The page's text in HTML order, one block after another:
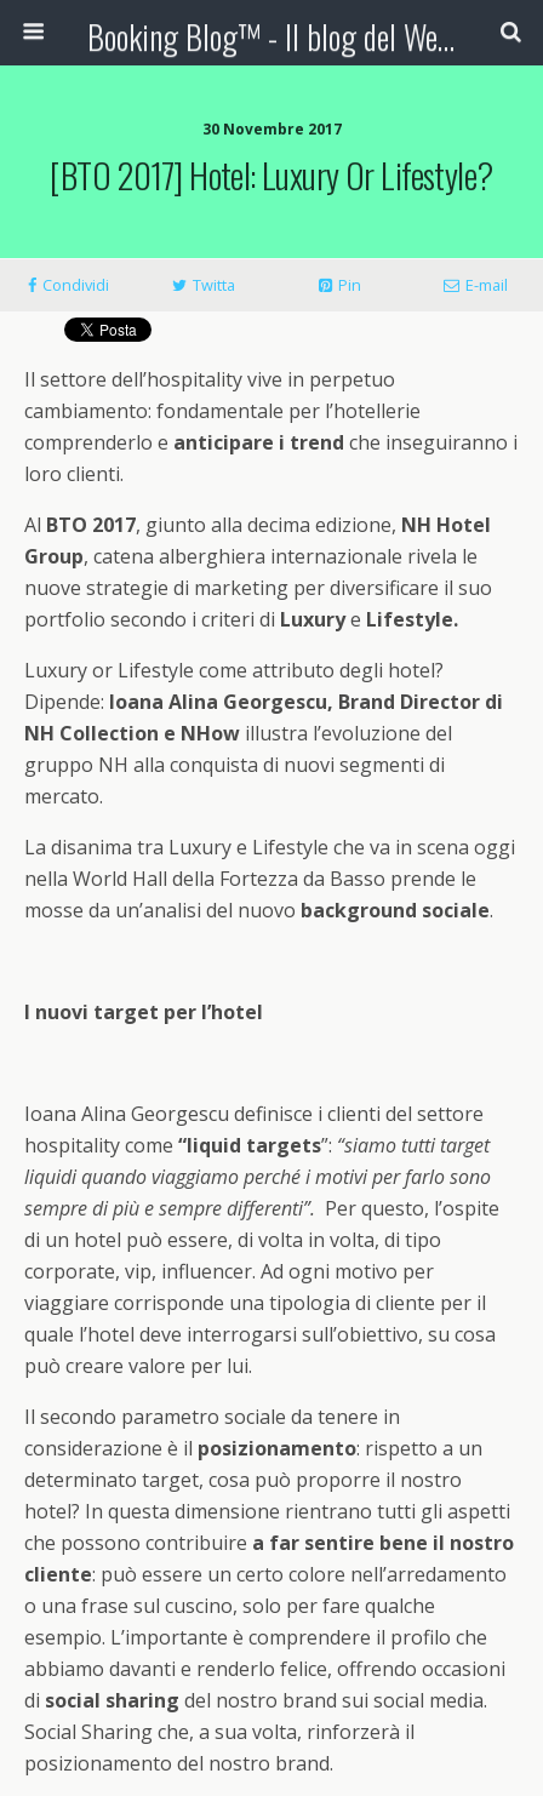
Booking Blog™ - Il blog del Web Marketing Turistico
30 Novembre 2017
[BTO 2017] Hotel: Luxury Or Lifestyle?
Condividi Twitta Pin E-mail
Il settore dell’hospitality vive in perpetuo
cambiamento: fondamentale per l’hotellerie
comprenderlo e anticipare i trend che inseguiranno i
loro clienti.
Al BTO 2017, giunto alla decima edizione, NH Hotel
Group, catena alberghiera internazionale rivela le
nuove strategie di marketing per diversificare il suo
portfolio secondo i criteri di Luxurye Lifestyle.
Luxury or Lifestyle come attributo degli hotel?
Dipende: Ioana Alina Georgescu, Brand Director di
NH Collection e NHow illustra l’evoluzione del
gruppo NH alla conquista di nuovi segmenti di
mercato.
La disanima tra Luxury e Lifestyle che va in scena oggi
nella World Hall della Fortezza da Basso prende le
mosse da un’analisi del nuovo background sociale.
I nuovi target per l’hotel
Ioana Alina Georgescu definisce i clienti del settore
hospitality come “liquid targets”: “siamo tutti target
liquidi quando viaggiamo perché i motivi per farlo sono
sempre di più e sempre differenti”. Per questo, l’ospite
di un hotel può essere, di volta in volta, di tipo
corporate, vip, influencer. Ad ogni motivo per
viaggiare corrisponde una tipologia di cliente per il
quale l’hotel deve interrogarsi sull’obiettivo, su cosa
può creare valore per lui.
Il secondo parametro sociale da tenere in
considerazione è il posizionamento: rispetto a un
determinato target, cosa può proporre il nostro
hotel? In questa dimensione rientrano tutti gli aspetti
che possono contribuire a far sentire bene il nostro
cliente: può essere un certo colore nell’arredamento
o una frase sul cuscino, solo per fare qualche
esempio. L’importante è comprendere il profilo che
abbiamo davanti e renderlo felice, offrendo occasioni
di social sharing del nostro brand sui social media.
Social Sharing che, a sua volta, rinforzerà il
posizionamento del nostro brand.